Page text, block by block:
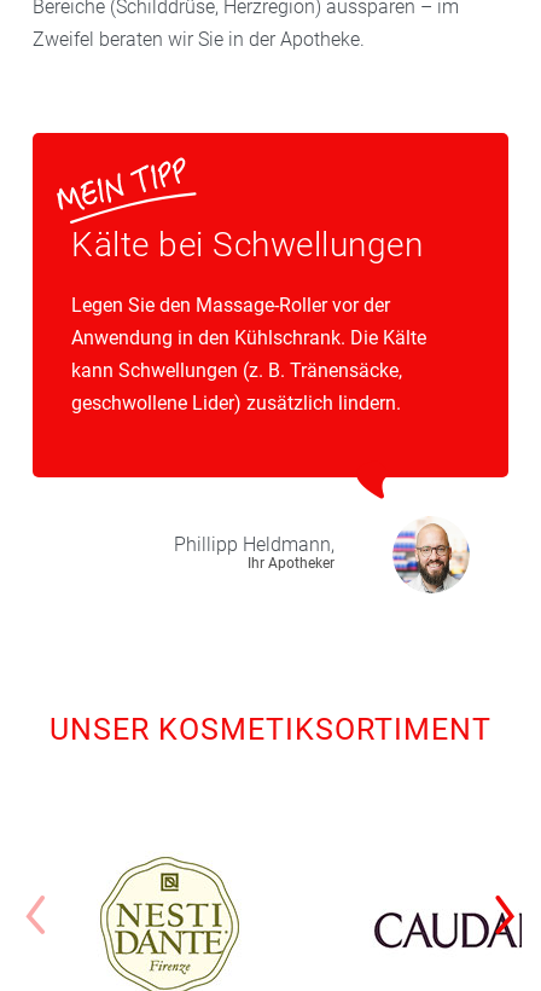
Bereiche (Schilddrüse, Herzregion) aussparen – im
Zweifel beraten wir Sie in der Apotheke.
Kälte bei Schwellungen
Legen Sie den Massage-Roller vor der
Anwendung in den Kühlschrank. Die Kälte
kann Schwellungen (z. B. Tränensäcke,
geschwollene Lider) zusätzlich lindern.
Phillipp Heldmann,
Ihr Apotheker
UNSER KOSMETIKSORTIMENT